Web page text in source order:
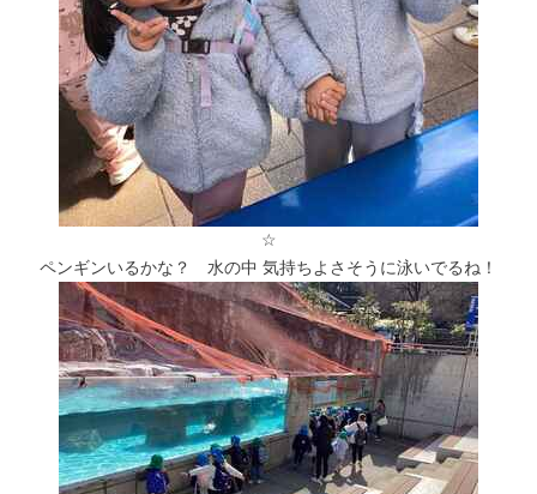
☆
ペンギンいるかな？ 水の中 気持ちよさそうに泳いでるね！